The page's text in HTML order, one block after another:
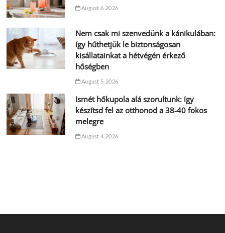
August 6, 2026
Nem csak mi szenvedünk a kánikulában:
így hűthetjük le biztonságosan
kisállatainkat a hétvégén érkező
hőségben
August 5, 2026
Ismét hőkupola alá szorultunk: így
készítsd fel az otthonod a 38-40 fokos
melegre
August 4, 2026